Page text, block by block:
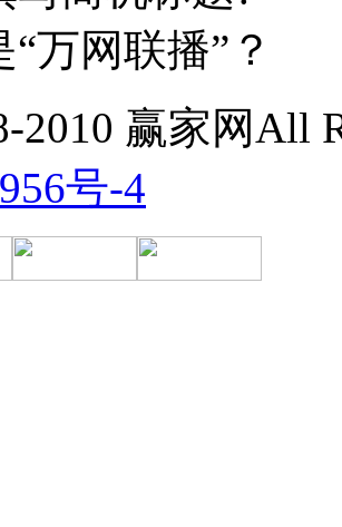
万网联播”？
2010 赢家网All
号-4